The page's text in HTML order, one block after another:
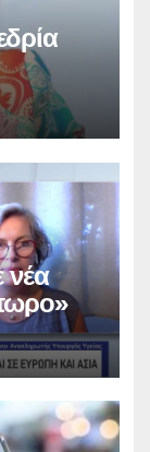
νέα